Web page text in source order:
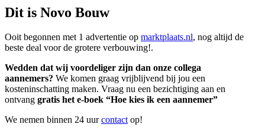
Dit is Novo Bouw
Ooit begonnen met 1 advertentie op marktplaats.nl, nog altijd de
beste deal voor de grotere verbouwing!.
Wedden dat wij voordeliger zijn dan onze collega
aannemers? We komen graag vrijblijvend bij jou een
kosteninschatting maken. Vraag nu een bezichtiging aan en
ontvang gratis het e-boek “Hoe kies ik een aannemer”
We nemen binnen 24 uurcontactop!